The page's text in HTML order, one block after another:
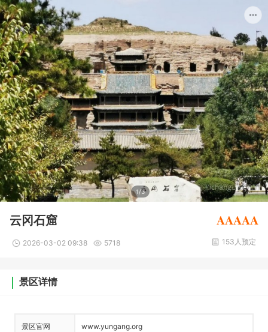
1/3
AAAAA
云冈石窟
2026-03-02 09:38 5718 153人预定
景区详情
景区官网 www.yungang.org